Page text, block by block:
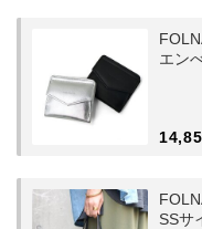
エン
SSサ